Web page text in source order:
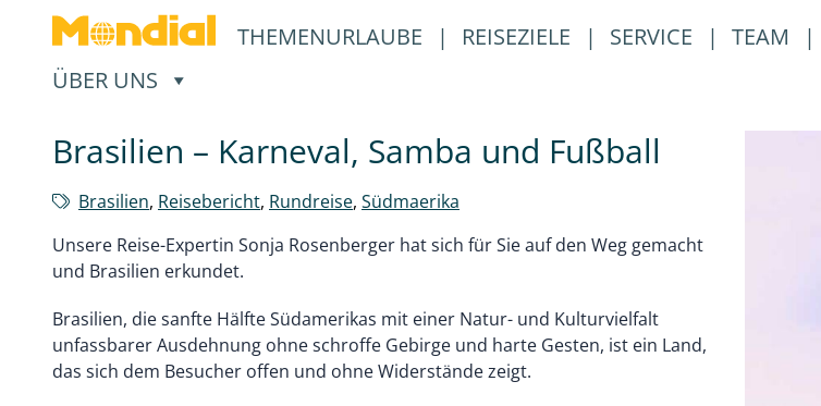
THEMENURLAUBE | REISEZIELE | SERVICE | TEAM |
ÜBER UNS , ÖFFNET EIN UNTERMENÜ
Brasilien – Karneval, Samba und Fußball
Brasilien, Reisebericht, Rundreise, Südmaerika
Unsere Reise-Expertin Sonja Rosenberger hat sich für Sie auf den Weg gemacht
und Brasilien erkundet.
Brasilien, die sanfte Hälfte Südamerikas mit einer Natur- und Kulturvielfalt
unfassbarer Ausdehnung ohne schroffe Gebirge und harte Gesten, ist ein Land,
das sich dem Besucher offen und ohne Widerstände zeigt.